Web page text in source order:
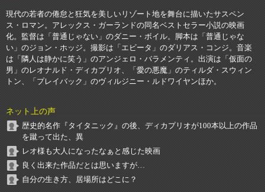
現代の若者の倦怠と狂気を美しいリゾート地を舞台に描いたサスペン
ス・ロマン。アレックス・ガーランドの同名ベストセラー小説の映画
化。監督は「普通じゃない」のダニー・ボイル。脚本は「普通じゃな
い」のジョン・ホッジ。撮影は「エビータ」のダリアス・コンジ。音楽
は「隣人は静かに笑う」のアンジェロ・バラメンティ。出演は「仮面の
男」のレオナルド・ディカプリオ、「愛の悪魔」のティルダ・スウィン
トン、「プレイバック」のヴィルジニー・ルドワイヤンほか。
ネット上の声
歴史的名作『タイタニック』の後、ディカプリオが100本以上の作品
を蹴って出た、異
レオ様も大人になったなぁと感じた映画
良く出来た作品だとは思いますが…
自分の生き方、居場所はどこに？